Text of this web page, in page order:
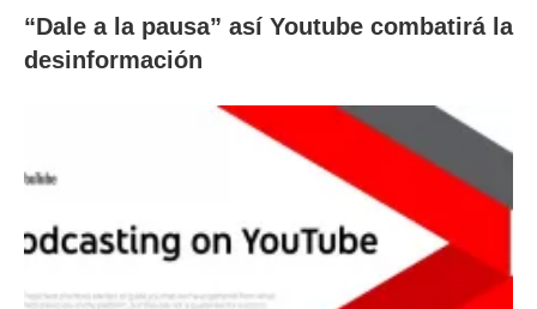
“Dale a la pausa” así Youtube combatirá la
desinformación